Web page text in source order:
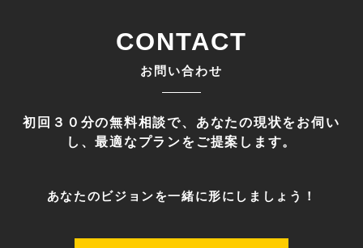
CONTACT
お問い合わせ
初回３０分の無料相談で、あなたの現状をお伺い
し、最適なプランをご提案します。
あなたのビジョンを一緒に形にしましょう！